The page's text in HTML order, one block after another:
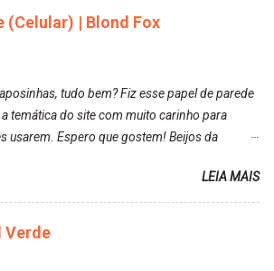
no banho e notei que os fios estavam
(Já ensinamos aqui no site, uma
cronograma-capilar.html ). Foi difícil retirar o
É uma tintura fácil de aplicar, o cheiro é
Cabelo antes da descoloração da raiz:
PARA SER MAIS VOCÊ 10.04 LOURO
(Celular) | Blond Fox
tudo bem? Fiz esse papel de parede
temática do site com muito carinho para
usarem. Espero que gostem! Beijos da
LEIA MAIS
Verde